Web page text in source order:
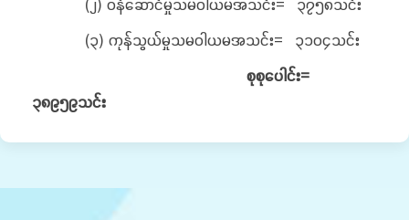
(၃) ကုန်သွယ်မှုသမဝါယမအသင်း= ၃၁၀၄သင်း
စုစုပေါင်း=
၃၈၉၅၉သင်း